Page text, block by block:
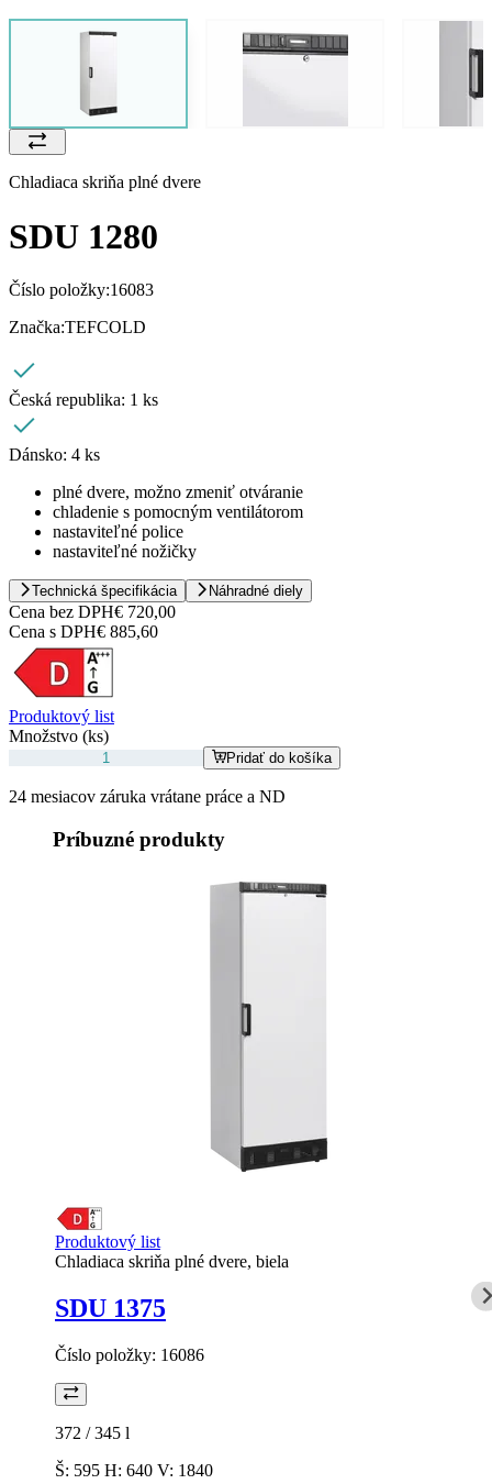
Chladiaca skriňa plné dvere
SDU 1280
Číslo položky:16083
Značka:TEFCOLD
Česká republika: 1 ks
Dánsko: 4 ks
plné dvere, možno zmeniť otváranie
chladenie s pomocným ventilátorom
nastaviteľné police
nastaviteľné nožičky
Technická špecifikácia Náhradné diely
Cena bez DPH€ 720,00
Cena s DPH€ 885,60
Produktový list
Množstvo (ks)
Pridať do košíka
24 mesiacov záruka vrátane práce a ND
Príbuzné produkty
Produktový list
Chladiaca skriňa plné dvere, biela
SDU 1375
Číslo položky: 16086
372 / 345 l
Š: 595 H: 640 V: 1840